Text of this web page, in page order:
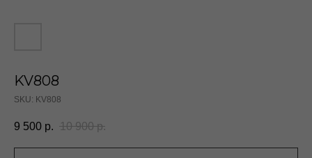
KV808
SKU: KV808
9 500 р. 10 900 р.